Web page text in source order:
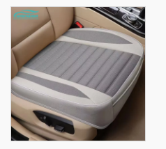
Bilseteovertrekk
Fabrikk Direkte
Amazon Bestselger